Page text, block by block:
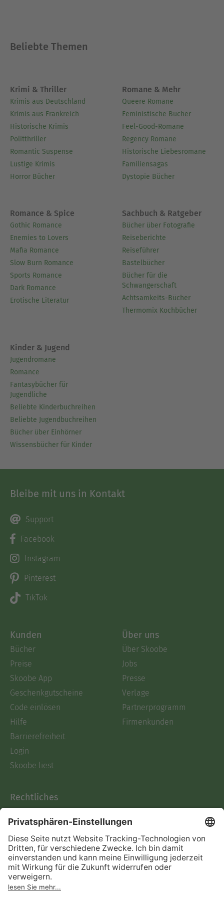
Beliebte Themen
Krimi & Thriller
Krimis aus Deutschland
Krimis aus Frankreich
Historische Krimis
Politthriller
Romantic Suspense
Lustige Krimis
Horror Bücher
Romane & Mehr
Queere Romane
Feministische Bücher
Feel-Good-Romane
Regency Romane
Historische Liebesromane
Familiensagas
Dystopie Bücher
Romance & Spice
Gothic Romance
Enemies to Lovers
Mafia Romance
Slow Burn Romance
Sports Romance
Dark Romance
Erotische Literatur
Sachbuch & Ratgeber
Bücher über Fotografie
Reiseberichte
Reiseführer
Bastelbücher
Bücher für die
Schwangerschaft
Achtsamkeits-Bücher
Thermomix Kochbücher
Kinder & Jugend
Jugendromane
Romance
Fantasybücher für
Jugendliche
Beliebte Kinderbuchreihen
Beliebte Jugendbuchreihen
Bücher über Einhörner
Wissensbücher für Kinder
Bleibe mit uns in Kontakt
Support
Facebook
Instagram
Pinterest
TikTok
Kunden
Bücher
Preise
Skoobe App
Geschenkgutscheine
Code einlösen
Hilfe
Barrierefreiheit
Login
Skoobe liest
Über uns
Über Skoobe
Jobs
Presse
Verlage
Partnerprogramm
Firmenkunden
Rechtliches
AGB
Informationen nach Data
Act
Verträge hier kündigen
Impressum